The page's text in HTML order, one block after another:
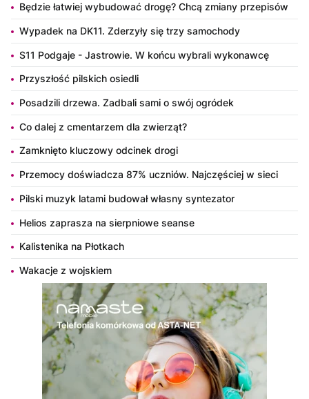
Będzie łatwiej wybudować drogę? Chcą zmiany przepisów
Wypadek na DK11. Zderzyły się trzy samochody
S11 Podgaje - Jastrowie. W końcu wybrali wykonawcę
Przyszłość pilskich osiedli
Posadzili drzewa. Zadbali sami o swój ogródek
Co dalej z cmentarzem dla zwierząt?
Zamknięto kluczowy odcinek drogi
Przemocy doświadcza 87% uczniów. Najczęściej w sieci
Pilski muzyk latami budował własny syntezator
Helios zaprasza na sierpniowe seanse
Kalistenika na Płotkach
Wakacje z wojskiem